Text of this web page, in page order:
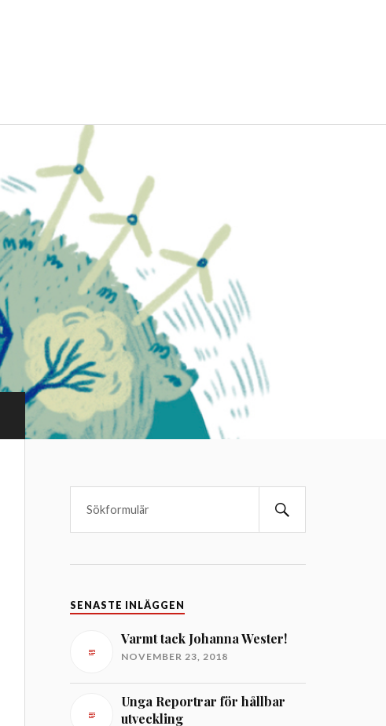
SENASTE INLÄGGEN
Varmt tack Johanna Wester!
NOVEMBER 23, 2018
Unga Reportrar för hållbar
utveckling